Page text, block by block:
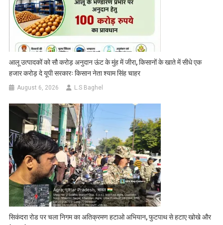
आलू उत्पादकों को सौ करोड़ अनुदान ऊंट के मुंह में जीरा, किसानों के खाते में सीधे एक
हजार करोड़ दे यूपी सरकारः किसान नेता श्याम सिंह चाहर
August 6, 2026 L.S Baghel
सिकंदरा रोड पर चला निगम का अतिक्रमण हटाओ अभियान, फुटपाथ से हटाए खोखे और